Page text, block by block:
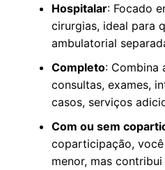
Hospitalar: Focado
cirurgias, ideal para
ambulatorial
Completo: Combina
consultas, exames,
casos, serviços
Com ou sem
coparticipação,
menor, mas